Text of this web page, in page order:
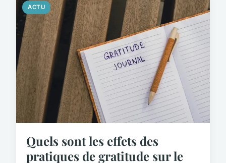
ACTU
Quels sont les effets des
pratiques de gratitude sur le